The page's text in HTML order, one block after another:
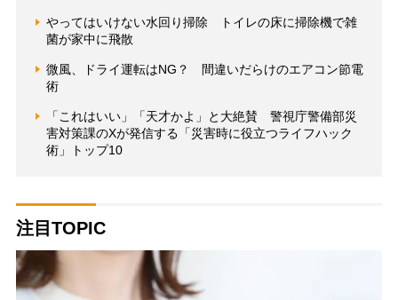
やってはいけない水回り掃除 トイレの床に掃除機で雑
菌が家中に飛散
微風、ドライ運転はNG？ 間違いだらけのエアコン節電
術
「これはいい」「天才かよ」と大絶賛 警視庁警備部災
害対策課のXが発信する「災害時に役立つライフハック
術」トップ10
注目TOPIC